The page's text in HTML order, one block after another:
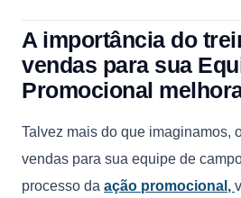
A importância do
vendas para sua
Promocional
Talvez mais do que imaginamos,
vendas para sua equipe de
processo da ação promocional,